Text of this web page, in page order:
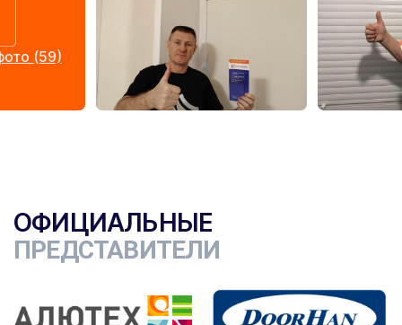
(59)
ОФИЦИАЛЬНЫЕ
ПРЕДСТАВИТЕЛИ